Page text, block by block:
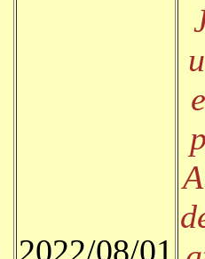
2022/08/01